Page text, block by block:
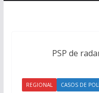
PSP de
REGIONAL CASOS DE